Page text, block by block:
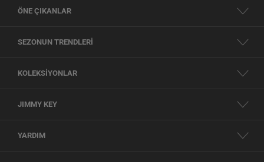
ÖNE ÇIKANLAR
SEZONUN TRENDLERİ
KOLEKSİYONLAR
JIMMY KEY
YARDIM